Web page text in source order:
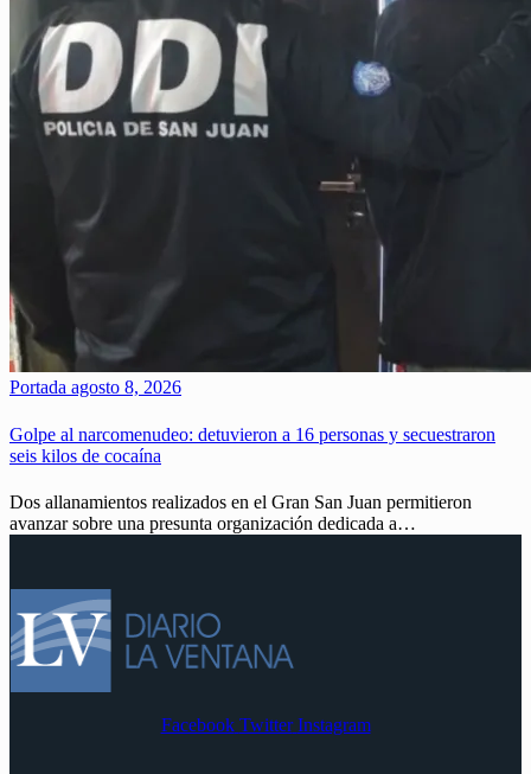
Portada agosto 8, 2026
Golpe al narcomenudeo: detuvieron a 16 personas y secuestraron
seis kilos de cocaína
Dos allanamientos realizados en el Gran San Juan permitieron
avanzar sobre una presunta organización dedicada a…
Facebook Twitter Instagram